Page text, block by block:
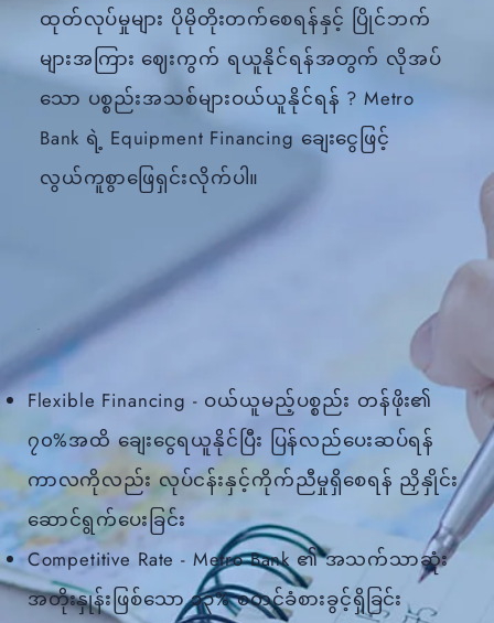
ထုတ်လုပ်မှုများ ပိုမိုတိုးတက်စေရန်နှင့် ပြိုင်ဘက်
များအကြား ဈေးကွက် ရယူနိုင်ရန်အတွက် လိုအပ်
သော ပစ္စည်းအသစ်များဝယ်ယူနိုင်ရန် ? Metro
Bank ရဲ့ Equipment Financing ချေးငွေဖြင့်
လွယ်ကူစွာဖြေရှင်းလိုက်ပါ။
Flexible Financing - ဝယ်ယူမည့်ပစ္စည်း တန်ဖိုး၏
၇၀%အထိ ချေးငွေရယူနိုင်ပြီး ပြန်လည်ပေးဆပ်ရန်
ကာလကိုလည်း လုပ်ငန်းနှင့်ကိုက်ညီမှုရှိစေရန် ညှိနှိုင်း
ဆောင်ရွက်ပေးခြင်း
Competitive Rate - Metro Bank ၏ အသက်သာဆုံး
အတိုးနှုန်းဖြစ်သော ၁၃% စတင်ခံစားခွင့်ရှိခြင်း